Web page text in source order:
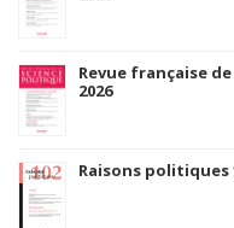
Revue française
2026
Raisons politiques